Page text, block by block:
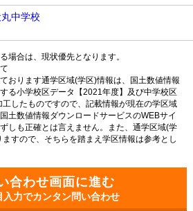
中学校
場合は、現状優先となります。
おります通学区域(学区)情報は、国土数値情報
る小学校区データ【2021年度】及び中学校区
したものですので、記載情報が現在の学区域
土数値情報ダウンロードサービスのWEBサイ
しも正確とは言えません。また、通学区域(学
すので、そちらを踏まえ学区情報は参考とし
入力でカンタン問い合わせ